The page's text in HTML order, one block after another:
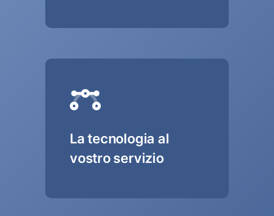
La tecnologia al
vostro servizio